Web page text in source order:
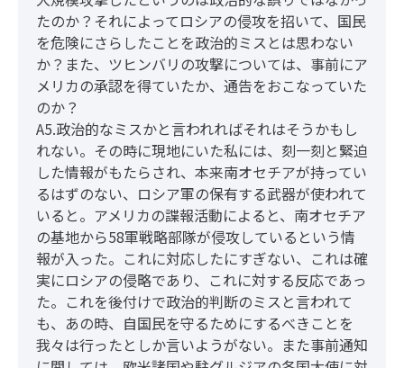
たのか？それによってロシアの侵攻を招いて、国民
を危険にさらしたことを政治的ミスとは思わない
か？また、ツヒンバリの攻撃については、事前にア
メリカの承認を得ていたか、通告をおこなっていた
のか？
A5.政治的なミスかと言われればそれはそうかもし
れない。その時に現地にいた私には、刻一刻と緊迫
した情報がもたらされ、本来南オセチアが持ってい
るはずのない、ロシア軍の保有する武器が使われて
いると。アメリカの諜報活動によると、南オセチア
の基地から58軍戦略部隊が侵攻しているという情
報が入った。これに対応したにすぎない、これは確
実にロシアの侵略であり、これに対する反応であっ
た。これを後付けで政治的判断のミスと言われて
も、あの時、自国民を守るためにするべきことを
我々は行ったとしか言いようがない。また事前通知